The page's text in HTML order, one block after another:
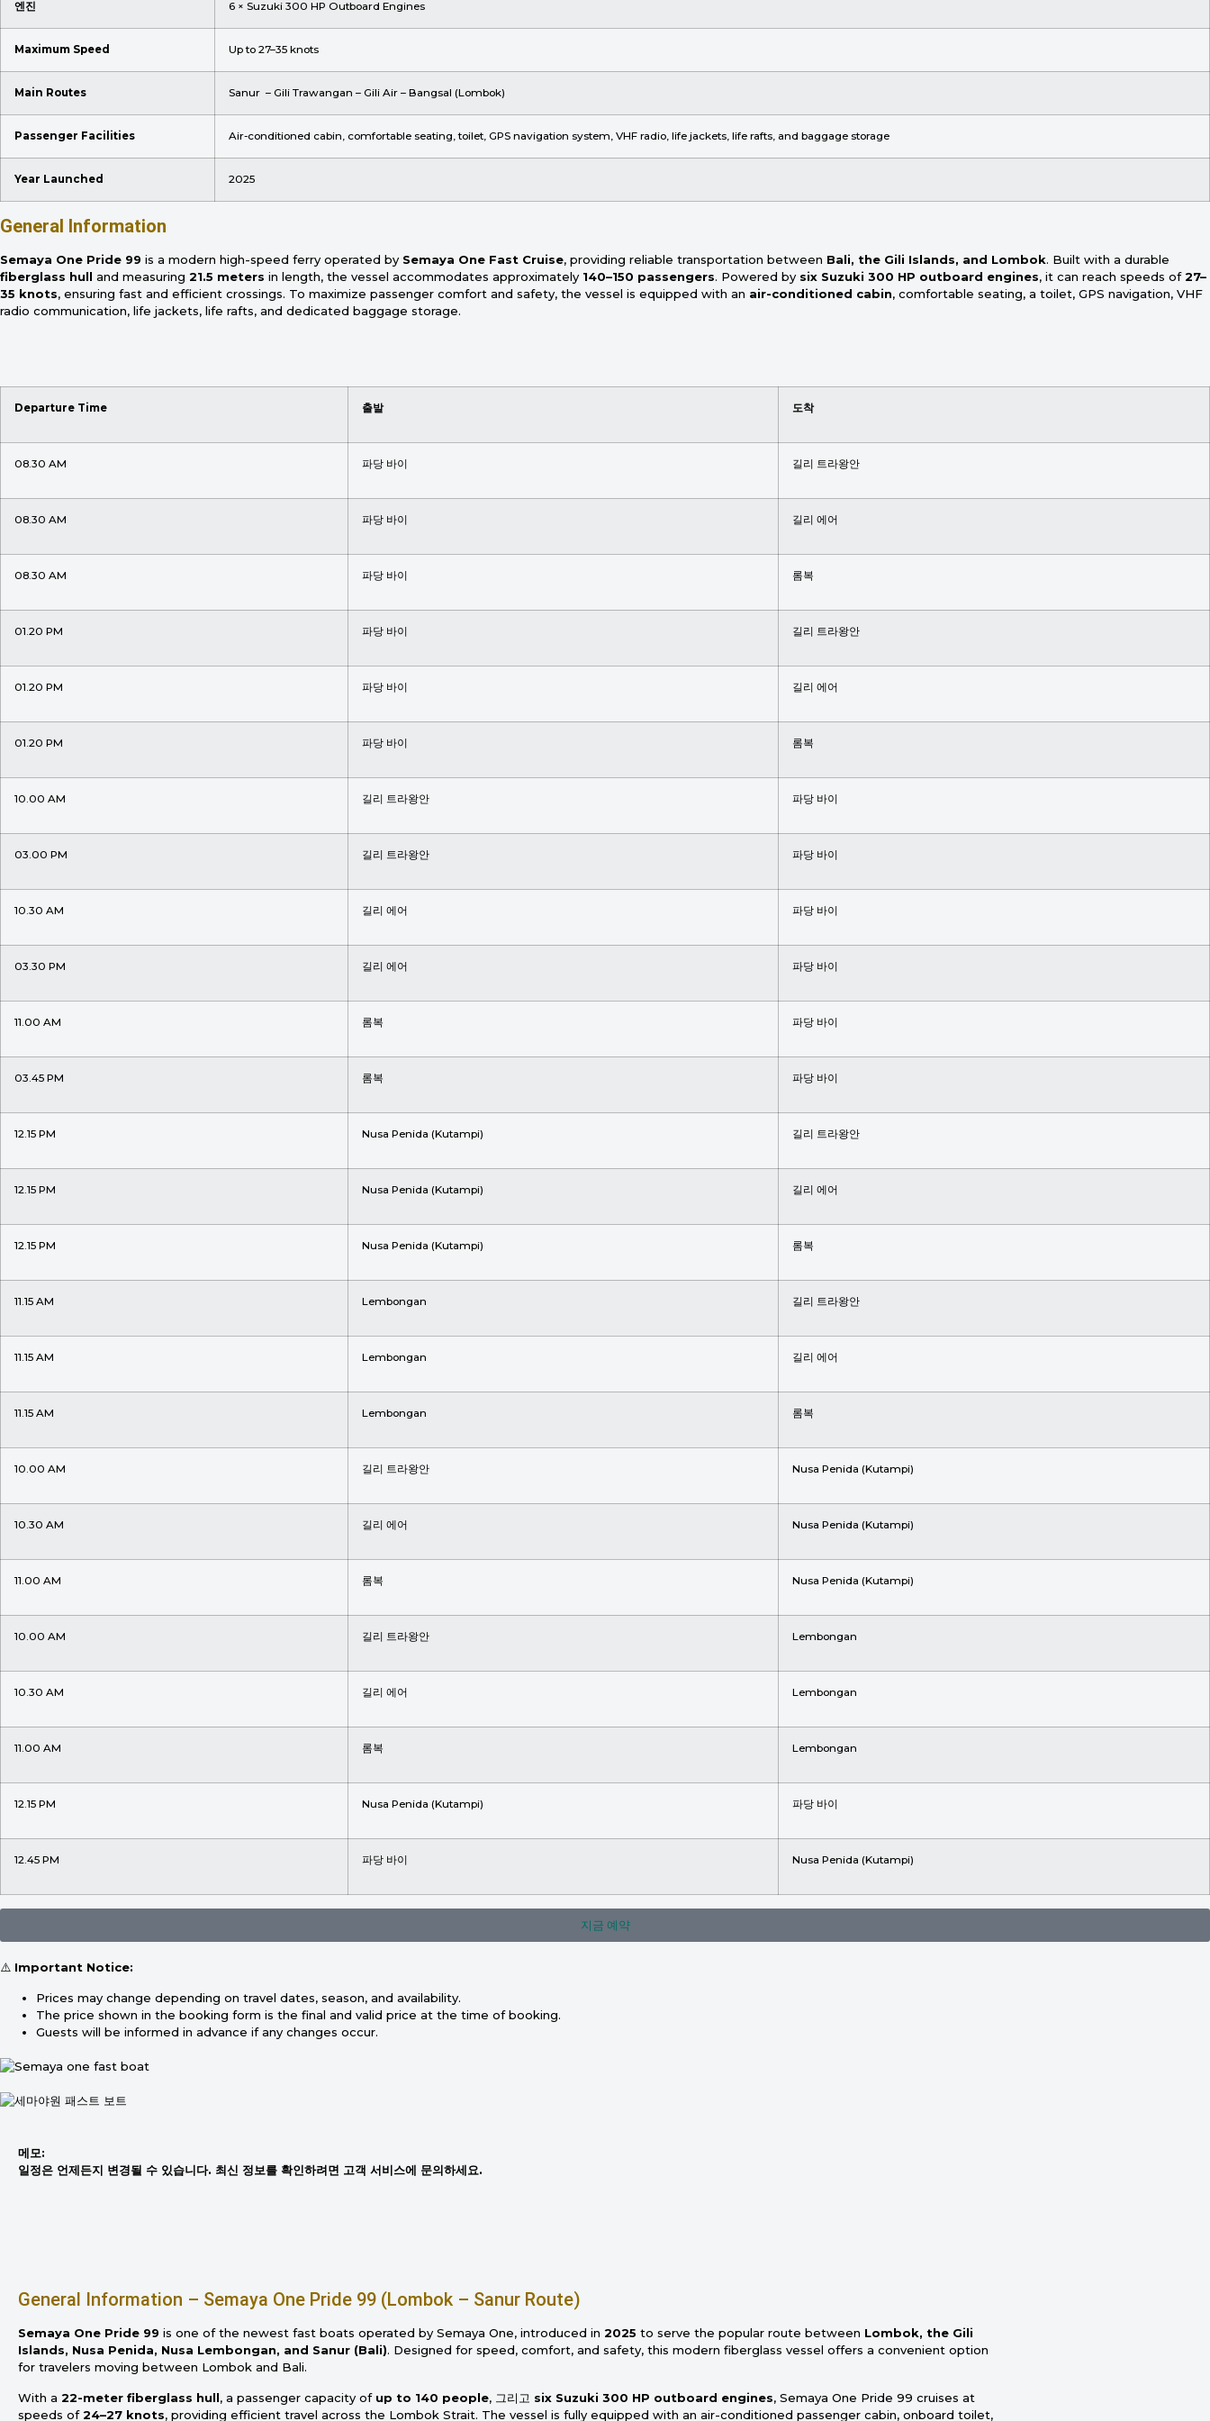
엔진 6 × Suzuki 300 HP Outboard Engines
Maximum Speed Up to 27–35 knots
Main Routes Sanur – Gili Trawangan – Gili Air – Bangsal (Lombok)
Passenger Facilities Air-conditioned cabin, comfortable seating, toilet, GPS navigation system, VHF radio, life jackets, life rafts, and baggage storage
Year Launched 2025
General Information
Semaya One Pride 99 is a modern high-speed ferry operated by Semaya One Fast Cruise, providing reliable transportation between Bali, the Gili Islands, and Lombok. Built with a durable
fiberglass hull and measuring 21.5 meters in length, the vessel accommodates approximately 140–150 passengers. Powered by six Suzuki 300 HP outboard engines, it can reach speeds of27–
35 knots, ensuring fast and efficient crossings. To maximize passenger comfort and safety, the vessel is equipped with an air-conditioned cabin, comfortable seating, a toilet, GPS navigation, VHF
radio communication, life jackets, life rafts, and dedicated baggage storage.
Departure Time 출발 도착
08.30 AM 파당 바이 길리 트라왕안
08.30 AM 파당 바이 길리 에어
08.30 AM 파당 바이 롬복
01.20 PM 파당 바이 길리 트라왕안
01.20 PM 파당 바이 길리 에어
01.20 PM 파당 바이 롬복
10.00 AM 길리 트라왕안 파당 바이
03.00 PM 길리 트라왕안 파당 바이
10.30 AM 길리 에어 파당 바이
03.30 PM 길리 에어 파당 바이
11.00 AM 롬복 파당 바이
03.45 PM 롬복 파당 바이
12.15 PM Nusa Penida (Kutampi) 길리 트라왕안
12.15 PM Nusa Penida (Kutampi) 길리 에어
12.15 PM Nusa Penida (Kutampi) 롬복
11.15 AM Lembongan 길리 트라왕안
11.15 AM Lembongan 길리 에어
11.15 AM Lembongan 롬복
10.00 AM 길리 트라왕안 Nusa Penida (Kutampi)
10.30 AM 길리 에어 Nusa Penida (Kutampi)
11.00 AM 롬복 Nusa Penida (Kutampi)
10.00 AM 길리 트라왕안 Lembongan
10.30 AM 길리 에어 Lembongan
11.00 AM 롬복 Lembongan
12.15 PM Nusa Penida (Kutampi) 파당 바이
12.45 PM 파당 바이 Nusa Penida (Kutampi)
지금 예약
⚠️ Important Notice:
Prices may change depending on travel dates, season, and availability.
The price shown in the booking form is the final and valid price at the time of booking.
Guests will be informed in advance if any changes occur.
메모:
일정은 언제든지 변경될 수 있습니다. 최신 정보를 확인하려면 고객 서비스에 문의하세요.
General Information – Semaya One Pride 99 (Lombok – Sanur Route)
Semaya One Pride 99 is one of the newest fast boats operated by Semaya One, introduced in 2025 to serve the popular route between Lombok, the Gili
Islands, Nusa Penida, Nusa Lembongan, and Sanur (Bali). Designed for speed, comfort, and safety, this modern fiberglass vessel offers a convenient option
for travelers moving between Lombok and Bali.
With a 22-meter fiberglass hull, a passenger capacity of up to 140 people, 그리고 six Suzuki 300 HP outboard engines, Semaya One Pride 99 cruises at
speeds of24–27 knots, providing efficient travel across the Lombok Strait. The vessel is fully equipped with an air-conditioned passenger cabin, onboard toilet,